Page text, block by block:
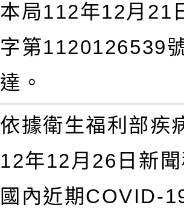
本局112年12月21
字第1120126539
達。
依據衛生福利部疾
12年12月26日新
國內近期COVID-